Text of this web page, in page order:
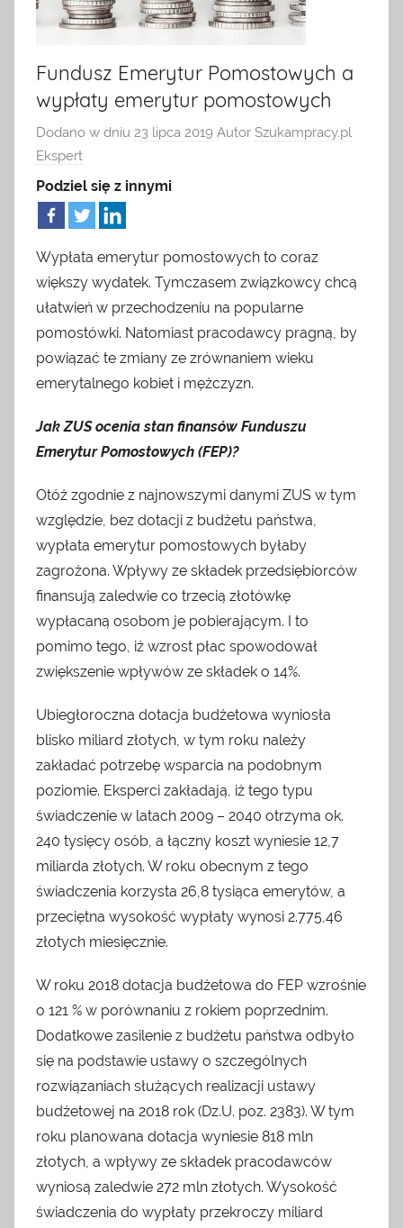
dla
pracodawcy
ogłoszeniami
Można
artykuły
pracy,
dziedziny
ofert
pracy
oraz
inne
wahaj
odwiedzić
Fundusz Emerytur Pomostowych a
wypłaty emerytur pomostowych
Dodano w dniu 23 lipca 2019 Autor Szukampracy.pl
Ekspert
Podziel się z innymi
Wypłata emerytur pomostowych to coraz
większy wydatek. Tymczasem związkowcy chcą
ułatwień w przechodzeniu na popularne
pomostówki. Natomiast pracodawcy pragną, by
powiązać te zmiany ze zrównaniem wieku
emerytalnego kobiet i mężczyzn.
Jak ZUS ocenia stan finansów Funduszu
Emerytur Pomostowych (FEP)?
Otóż zgodnie z najnowszymi danymi ZUS w tym
względzie, bez dotacji z budżetu państwa,
wypłata emerytur pomostowych byłaby
zagrożona. Wpływy ze składek przedsiębiorców
finansują zaledwie co trzecią złotówkę
wypłacaną osobom je pobierającym. I to
pomimo tego, iż wzrost płac spowodował
zwiększenie wpływów ze składek o 14%.
Ubiegłoroczna dotacja budżetowa wyniosła
blisko miliard złotych, w tym roku należy
zakładać potrzebę wsparcia na podobnym
poziomie. Eksperci zakładają, iż tego typu
świadczenie w latach 2009 – 2040 otrzyma ok.
240 tysięcy osób, a łączny koszt wyniesie 12,7
miliarda złotych. W roku obecnym z tego
świadczenia korzysta 26,8 tysiąca emerytów, a
przeciętna wysokość wypłaty wynosi 2.775,46
złotych miesięcznie.
W roku 2018 dotacja budżetowa do FEP wzrośnie
o 121 % w porównaniu z rokiem poprzednim.
Dodatkowe zasilenie z budżetu państwa odbyło
się na podstawie ustawy o szczególnych
rozwiązaniach służących realizacji ustawy
budżetowej na 2018 rok (Dz.U. poz. 2383). W tym
roku planowana dotacja wyniesie 818 mln
złotych, a wpływy ze składek pracodawców
wyniosą zaledwie 272 mln złotych. Wysokość
świadczenia do wypłaty przekroczy miliard